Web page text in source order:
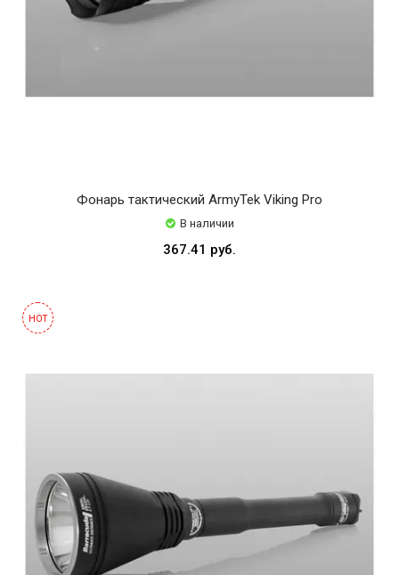
Фонарь тактический ArmyTek Viking Pro
В наличии
367.41 руб.
HOT